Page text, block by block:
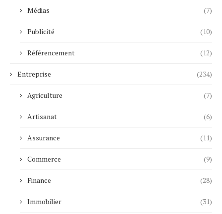
Médias (7)
Publicité (10)
Référencement (12)
Entreprise (234)
Agriculture (7)
Artisanat (6)
Assurance (11)
Commerce (9)
Finance (28)
Immobilier (31)